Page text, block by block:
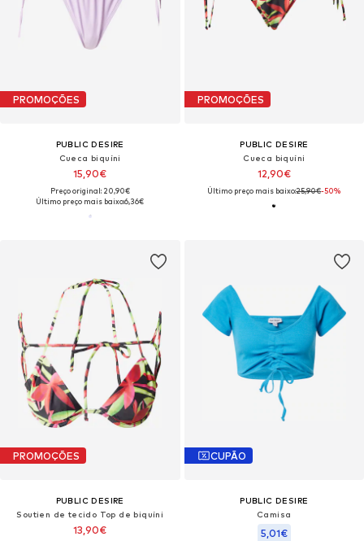
PROMOÇÕES
PUBLIC DESIRE
Cueca biquíni
15,90€
Preço original: 20,90€
Último preço mais baixo:6,36€
PROMOÇÕES
PUBLIC DESIRE
Cueca biquíni
12,90€
Último preço mais baixo:25,90€-50%
PROMOÇÕES
PUBLIC DESIRE
Soutien de tecido Top de biquíni
13,90€
CUPÃO
PUBLIC DESIRE
Camisa
5,01€